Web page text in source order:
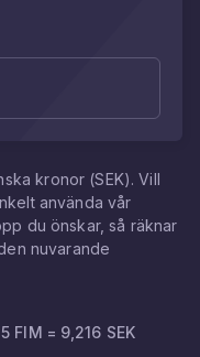
kronor (SEK). Vill
använda vår
du önskar, så räknar
nuvarande
5 FIM = 9,216 SEK